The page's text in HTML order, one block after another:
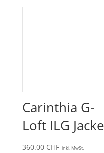
Carinthia G-
Loft ILG Jacke
360.00 CHF inkl. MwSt.